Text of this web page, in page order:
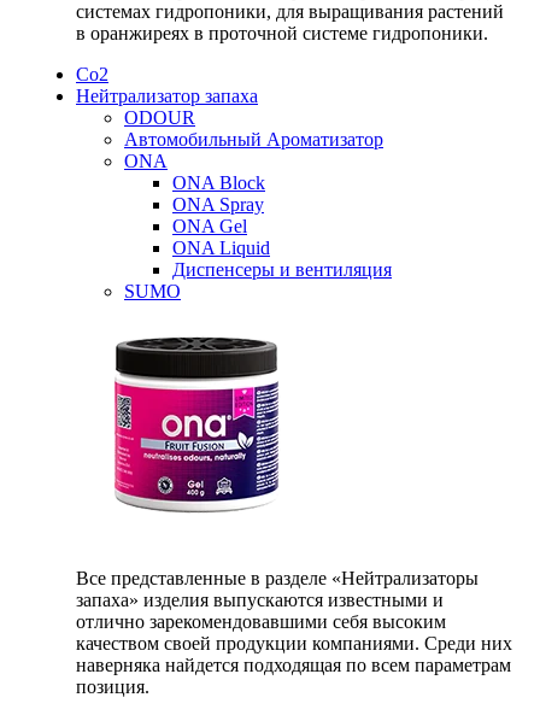
системах гидропоники, для выращивания растений
в оранжиреях в проточной системе гидропоники.
Со2
Нейтрализатор запаха
ODOUR
Автомобильный Ароматизатор
ONA
ONA Block
ONA Spray
ONA Gel
ONA Liquid
Диспенсеры и вентиляция
SUMO
Все представленные в разделе «Нейтрализаторы
запаха» изделия выпускаются известными и
отлично зарекомендовавшими себя высоким
качеством своей продукции компаниями. Среди них
наверняка найдется подходящая по всем параметрам
позиция.